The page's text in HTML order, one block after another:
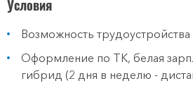
Условия
Возможность
Оформление по ТК, белая
гибрид (2 дня в неделю -